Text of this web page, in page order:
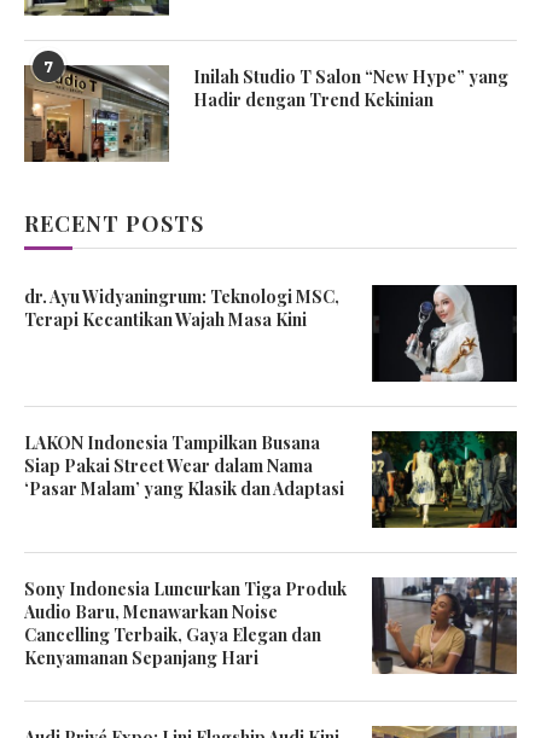
7
Inilah Studio T Salon “New Hype” yang
Hadir dengan Trend Kekinian
RECENT POSTS
dr. Ayu Widyaningrum: Teknologi MSC,
Terapi Kecantikan Wajah Masa Kini
LAKON Indonesia Tampilkan Busana
Siap Pakai Street Wear dalam Nama
‘Pasar Malam’ yang Klasik dan Adaptasi
Sony Indonesia Luncurkan Tiga Produk
Audio Baru, Menawarkan Noise
Cancelling Terbaik, Gaya Elegan dan
Kenyamanan Sepanjang Hari